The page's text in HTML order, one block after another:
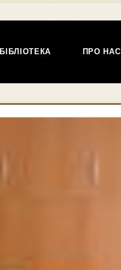
БІБЛІОТЕКА ПРО НАС